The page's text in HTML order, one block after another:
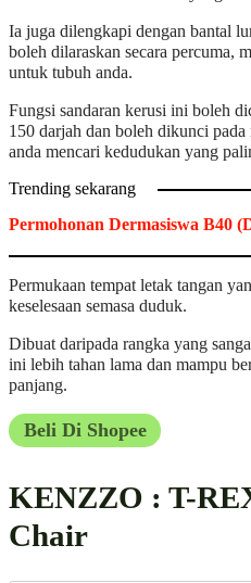
Ia juga dilengkapi dengan bantal
boleh dilaraskan secara percuma,
untuk tubuh anda.
Fungsi sandaran kerusi ini boleh
150 darjah dan boleh dikunci
anda mencari kedudukan yang
Trending sekarang
Permohonan Dermasiswa B40
Permukaan tempat letak tangan
keselesaan semasa duduk.
Dibuat daripada rangka yang
ini lebih tahan lama dan mampu
panjang.
Beli Di Shopee
KENZZO : T-
Chair